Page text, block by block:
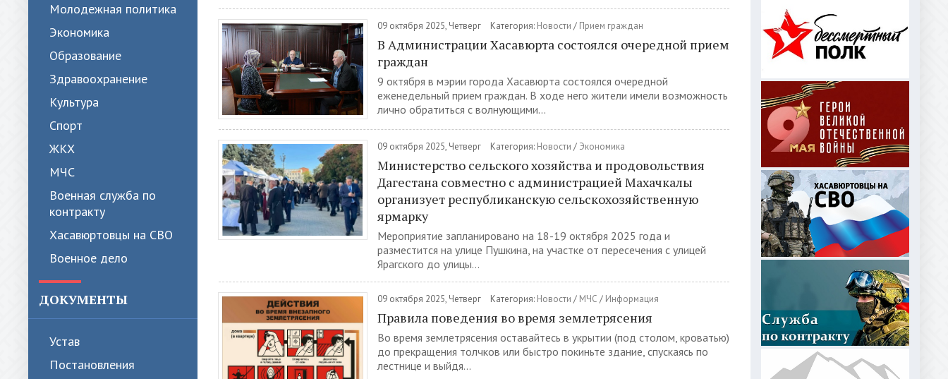
Молодежная политика
Экономика
Образование
Здравоохранение
Культура
Спорт
ЖКХ
МЧС
Военная служба по
контракту
Хасавюртовцы на СВО
Военное дело
ДОКУМЕНТЫ
Устав
Постановления
09 октября 2025, Четверг Категория: Новости / Прием граждан
В Администрации Хасавюрта состоялся очередной прием
граждан
9 октября в мэрии города Хасавюрта состоялся очередной
еженедельный прием граждан. В ходе него жители имели возможность
лично обратиться с волнующими...
09 октября 2025, Четверг Категория: Новости / Экономика
Министерство сельского хозяйства и продовольствия
Дагестана совместно с администрацией Махачкалы
организует республиканскую сельскохозяйственную
ярмарку
Мероприятие запланировано на 18-19 октября 2025 года и
разместится на улице Пушкина, на участке от пересечения с улицей
Ярагского до улицы...
09 октября 2025, Четверг Категория: Новости / МЧС / Информация
Правила поведения во время землетрясения
Во время землетрясения оставайтесь в укрытии (под столом, кроватью)
до прекращения толчков или быстро покиньте здание, спускаясь по
лестнице и выйдя...